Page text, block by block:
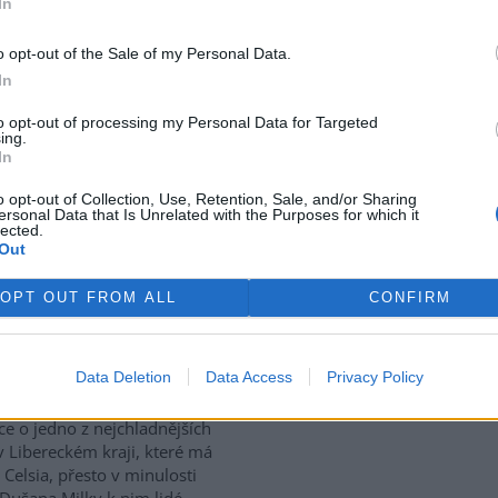
opt-out of the Sale of my Personal Data.
opt-out of processing my Personal Data for Targeted
opt-out of Collection, Use, Retention, Sale, and/or Sharing
Data that Is Unrelated with the Purposes for which it
OPT OUT FROM ALL CONFIRM
Data Deletion Data Access Privacy Policy
5
přístav v rumunském
je opuštěný. Až na několik
v řasách. Hladina
tak nízko, že plavidla už
vplouvat ani z něj
za tropických teplot
zažívají za současných
o jedno z nejchladnějších
Libereckém kraji, které má
přesto v minulosti